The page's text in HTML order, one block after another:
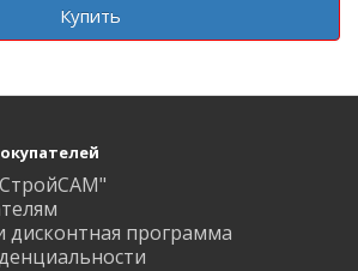
Купить
дисконтная программа